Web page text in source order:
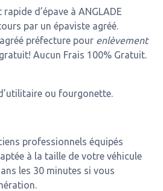
d’épave à ANGLADE
par un épaviste agréé.
préfecture pour enlèvement
Aucun Frais 100% Gratuit.
ou fourgonette.
professionnels équipés
à la taille de votre véhicule
les 30 minutes si vous